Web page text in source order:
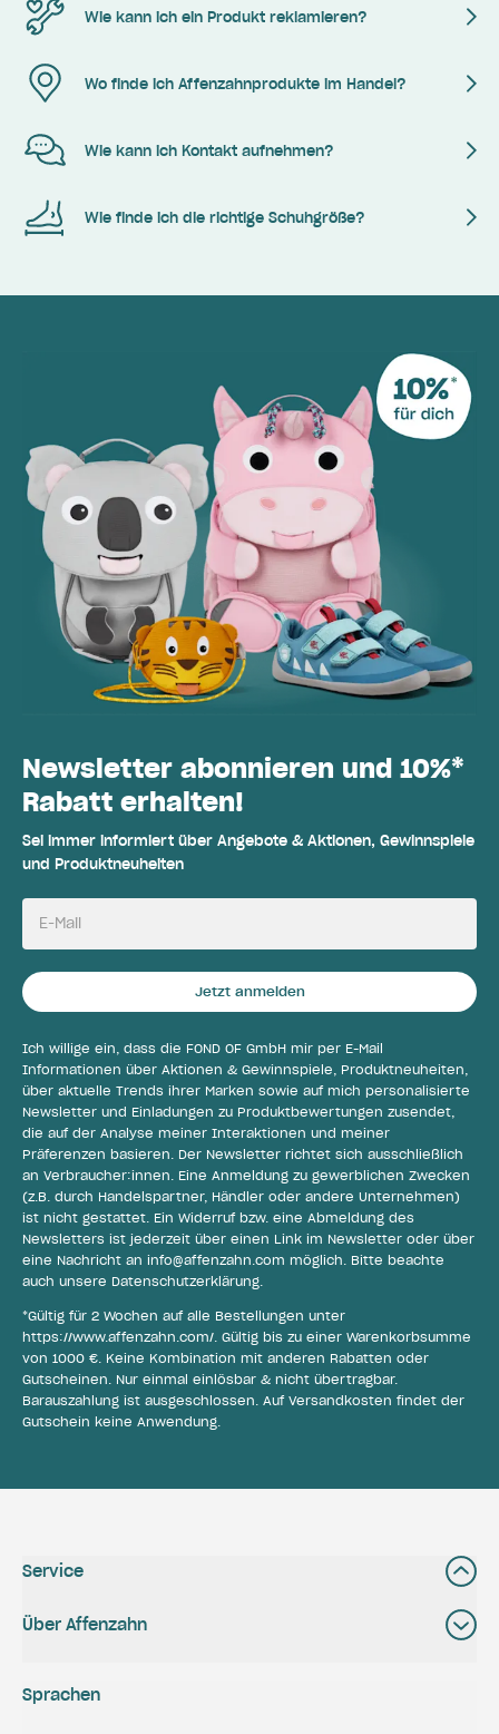
Wie kann ich ein Produkt reklamieren?
Wo finde ich Affenzahnprodukte im Handel?
Wie kann ich Kontakt aufnehmen?
Wie finde ich die richtige Schuhgröße?
Newsletter abonnieren und 10%*
Rabatt erhalten!
Sei immer informiert über Angebote & Aktionen, Gewinnspiele
und Produktneuheiten
E-Mail
Jetzt anmelden
Ich willige ein, dass die FOND OF GmbH mir per E-Mail
Informationen über Aktionen & Gewinnspiele, Produktneuheiten,
über aktuelle Trends ihrer Marken sowie auf mich personalisierte
Newsletter und Einladungen zu Produktbewertungen zusendet,
die auf der Analyse meiner Interaktionen und meiner
Präferenzen basieren. Der Newsletter richtet sich ausschließlich
an Verbraucher:innen. Eine Anmeldung zu gewerblichen Zwecken
(z.B. durch Handelspartner, Händler oder andere Unternehmen)
ist nicht gestattet. Ein Widerruf bzw. eine Abmeldung des
Newsletters ist jederzeit über einen Link im Newsletter oder über
eine Nachricht an info@affenzahn.com möglich. Bitte beachte
auch unsere Datenschutzerklärung.
*Gültig für 2 Wochen auf alle Bestellungen unter
https://www.affenzahn.com/. Gültig bis zu einer Warenkorbsumme
von 1000 €. Keine Kombination mit anderen Rabatten oder
Gutscheinen. Nur einmal einlösbar & nicht übertragbar.
Barauszahlung ist ausgeschlossen. Auf Versandkosten findet der
Gutschein keine Anwendung.
Service
Über Affenzahn
Sprachen